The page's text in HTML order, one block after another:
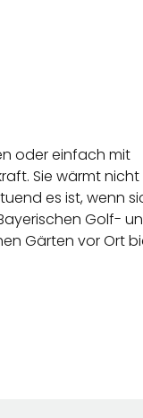
oder einfach mit
Sie wärmt nicht
es ist, wenn
Golf-
Gärten vor Ort